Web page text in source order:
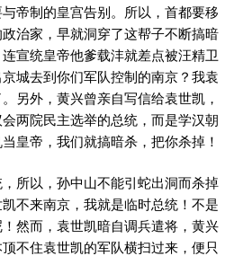
帝制的皇宫告别。所以，首都要移
治家，早就洞穿了这帮子不断搞暗
宣统皇帝他爹载沣就差点被汪精卫
城去到你们军队控制的南京？我袁
另外，黄兴曾亲自写信给袁世凯，
两院民主选举的总统，而是学汉朝
皇帝，我们就搞暗杀，把你杀掉！
所以，孙中山不能引蛇出洞而杀掉
不来南京，我就是临时总统！不是
然而，袁世凯暗自调兵遣将，黄兴
不住袁世凯的军队横扫过来，便只